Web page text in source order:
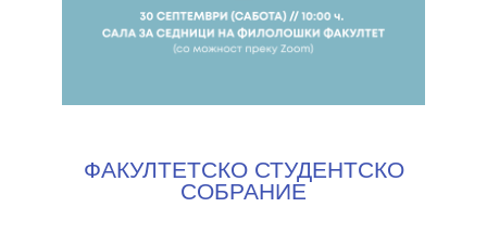
ФАКУЛТЕТСКО СТУДЕНТСКО
СОБРАНИЕ